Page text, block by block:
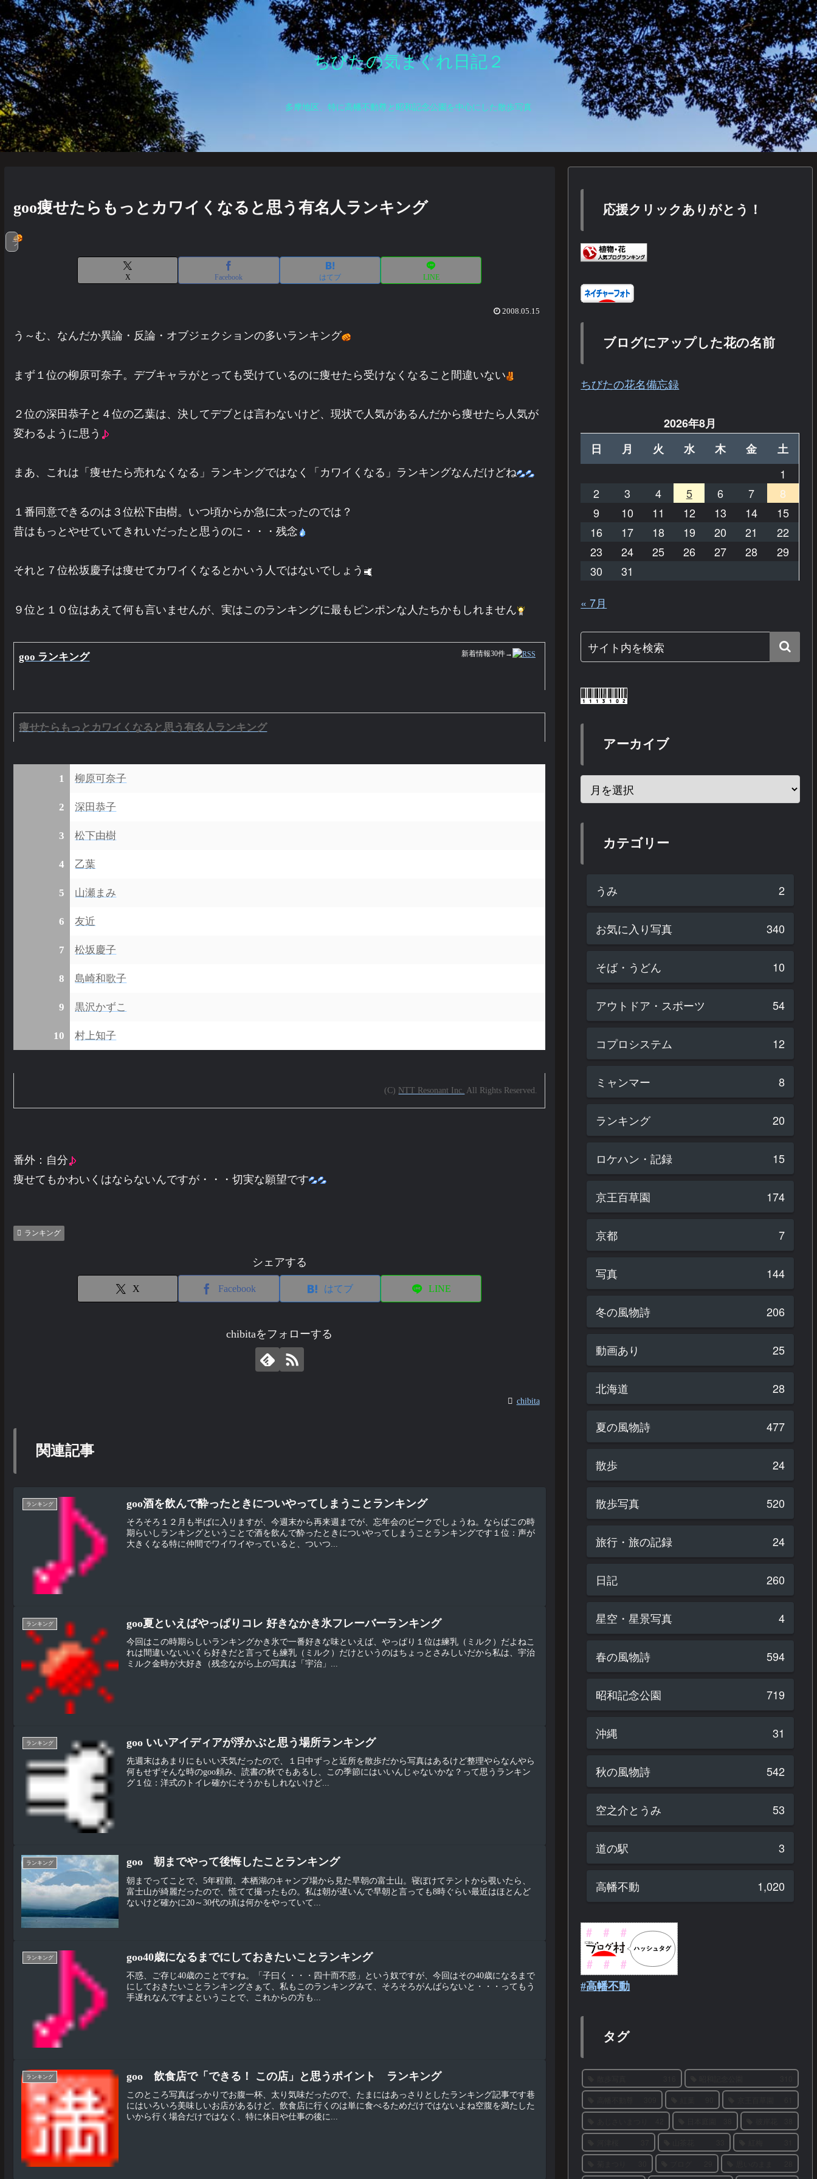
ちびたの気まぐれ日記２
多摩地区、特に高幡不動尊と昭和記念公園を中心にした散歩写真
goo痩せたらもっとカワイくなると思う有名人ランキング
ランキング
X Facebook はてブ LINE
2008.05.15
う～む、なんだか異論・反論・オブジェクションの多いランキング
まず１位の柳原可奈子。デブキャラがとっても受けているのに痩せたら受けなくなること間違いない
２位の深田恭子と４位の乙葉は、決してデブとは言わないけど、現状で人気があるんだから痩せたら人気が
変わるように思う
まあ、これは「痩せたら売れなくなる」ランキングではなく「カワイくなる」ランキングなんだけどね
１番同意できるのは３位松下由樹。いつ頃からか急に太ったのでは？
昔はもっとやせていてきれいだったと思うのに・・・残念
それと７位松坂慶子は痩せてカワイくなるとかいう人ではないでしょう
９位と１０位はあえて何も言いませんが、実はこのランキングに最もピンポンな人たちかもしれません
新着情報30件→
goo ランキング
痩せたらもっとカワイくなると思う有名人ランキング
1 柳原可奈子
2 深田恭子
3 松下由樹
4 乙葉
5 山瀬まみ
6 友近
7 松坂慶子
8 島崎和歌子
9 黒沢かずこ
10 村上知子
(C) NTT Resonant Inc. All Rights Reserved.
番外：自分
痩せてもかわいくはならないんですが・・・切実な願望です
ランキング
シェアする
X Facebook はてブ LINE
chibitaをフォローする
chibita
関連記事
ランキング goo酒を飲んで酔ったときについやってしまうことランキング
そろそろ１２月も半ばに入りますが、今週末から再来週までが、忘年会のピークでしょうね。ならばこの時
期らいしランキングということで酒を飲んで酔ったときについやってしまうことランキングです１位：声が
大きくなる特に仲間でワイワイやっていると、ついつ...
ランキング goo夏といえばやっぱりコレ 好きなかき氷フレーバーランキング
今回はこの時期らしいランキングかき氷で一番好きな味といえば、やっぱり１位は練乳（ミルク）だよねこ
れは間違いないいくら好きだと言っても練乳（ミルク）だけというのはちょっとさみしいだから私は、宇治
ミルク金時が大好き（残念ながら上の写真は「宇治」...
ランキング goo いいアイディアが浮かぶと思う場所ランキング
先週末はあまりにもいい天気だったので、１日中ずっと近所を散歩だから写真はあるけど整理やらなんやら
何もせずそんな時のgoo頼み、読書の秋でもあるし、この季節にはいいんじゃないかな？って思うランキン
グ１位：洋式のトイレ確かにそうかもしれないけど...
ランキング goo 朝までやって後悔したことランキング
朝までってことで、5年程前、本栖湖のキャンプ場から見た早朝の富士山。寝ぼけてテントから覗いたら、
富士山が綺麗だったので、慌てて撮ったもの。私は朝が遅いんで早朝と言っても8時ぐらい最近はほとんど
ないけど確かに20～30代の頃は何かをやっていて...
ランキング goo40歳になるまでにしておきたいことランキング
不惑、ご存じ40歳のことですね。「子曰く・・・四十而不惑」という奴ですが、今回はその40歳になるまで
にしておきたいことランキングさぁて、私もこのランキングみて、そろそろがんばらないと・・・ってもう
手遅れなんですよということで、これからの方も...
ランキング goo 飲食店で「できる！ この店」と思うポイント ランキング
このところ写真ばっかりでお腹一杯、太り気味だったので、たまにはあっさりとしたランキング記事です巷
にはいろいろ美味しいお店があるけど、飲食店に行くのは単に食べるためだけではないよね空腹を満たした
いから行く場合だけではなく、特に休日や仕事の後に...
応援クリックありがとう！
ブログにアップした花の名前
ちびたの花名備忘録
2026年8月
日
月 火 水 木 金
土
1
2
3 4 5 6 7
8
9
10 11 12 13 14
15
16
17 18 19 20 21
22
23
24 25 26 27 28
29
30
31
« 7月
アーカイブ
カテゴリー
うみ 2
お気に入り写真 340
そば・うどん 10
アウトドア・スポーツ 54
コプロシステム 12
ミャンマー 8
ランキング 20
ロケハン・記録 15
京王百草園 174
京都 7
写真 144
冬の風物詩 206
動画あり 25
北海道 28
夏の風物詩 477
散歩 24
散歩写真 520
旅行・旅の記録 24
日記 260
星空・星景写真 4
春の風物詩 594
昭和記念公園 719
沖縄 31
秋の風物詩 542
空之介とうみ 53
道の駅 3
高幡不動 1,020
#高幡不動
タグ